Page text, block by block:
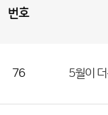
번호
76 5월이